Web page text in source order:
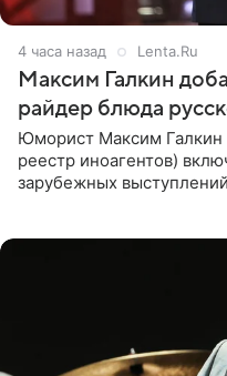
4 часа назад Lenta.Ru
Максим Галкин
райдер блюда
Юморист Максим
реестр иноагентов)
зарубежных